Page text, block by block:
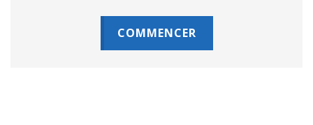
COMMENCER